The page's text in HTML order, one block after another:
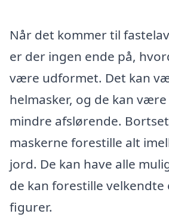
Når det kommer til
er der ingen ende på,
være udformet. Det kan
helmasker, og de kan
mindre afslørende.
maskerne forestille alt
jord. De kan have alle
de kan forestille velkendte
figurer.